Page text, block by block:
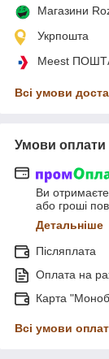
Магазини
Укрпошта
Meest
Всі умови
Умови оплати
Ви
або гроші
Детальніше
Післяплата
Оплата на
Карта
Всі умови